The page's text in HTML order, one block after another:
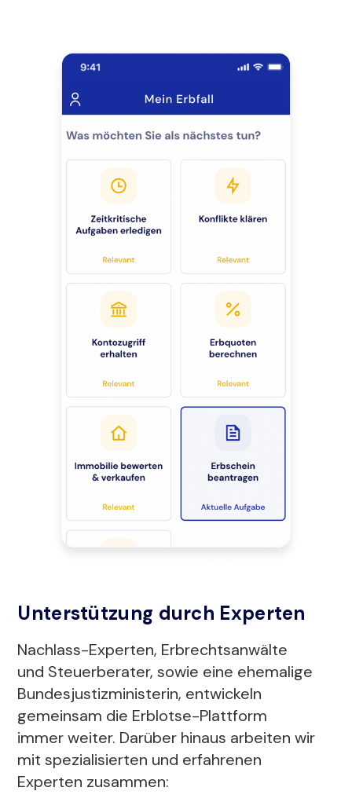
Unterstützung durch Experten
Nachlass-Experten, Erbrechtsanwälte
und Steuerberater, sowie eine ehemalige
Bundesjustizministerin, entwickeln
gemeinsam die Erblotse-Plattform
immer weiter. Darüber hinaus arbeiten wir
mit spezialisierten und erfahrenen
Experten zusammen: